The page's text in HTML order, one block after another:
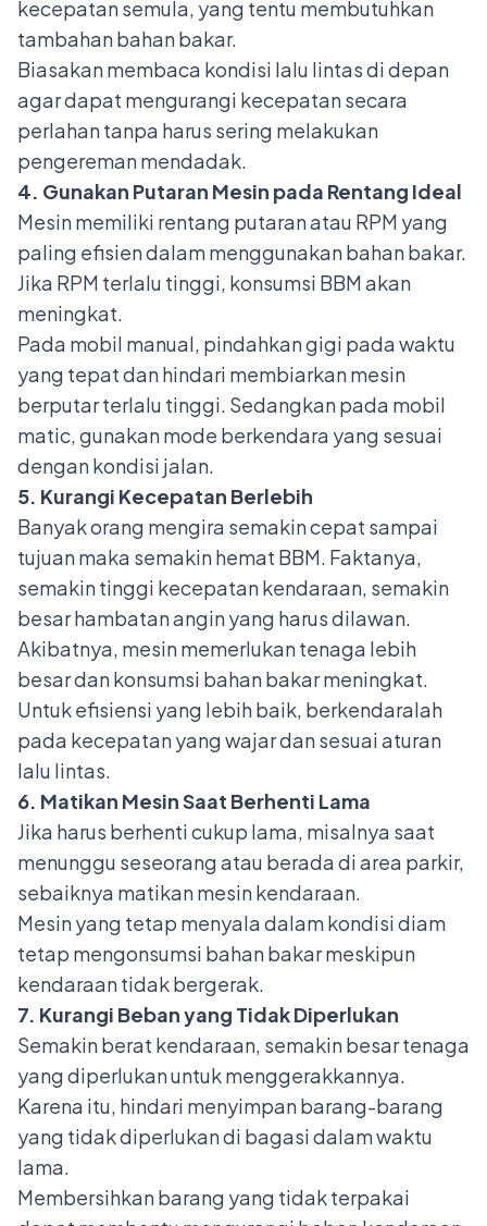
kecepatan semula, yang tentu membutuhkan
tambahan bahan bakar.
Biasakan membaca kondisi lalu lintas di depan
agar dapat mengurangi kecepatan secara
perlahan tanpa harus sering melakukan
pengereman mendadak.
4. Gunakan Putaran Mesin pada Rentang Ideal
Mesin memiliki rentang putaran atau RPM yang
paling efisien dalam menggunakan bahan bakar.
Jika RPM terlalu tinggi, konsumsi BBM akan
meningkat.
Pada mobil manual, pindahkan gigi pada waktu
yang tepat dan hindari membiarkan mesin
berputar terlalu tinggi. Sedangkan pada mobil
matic, gunakan mode berkendara yang sesuai
dengan kondisi jalan.
5. Kurangi Kecepatan Berlebih
Banyak orang mengira semakin cepat sampai
tujuan maka semakin hemat BBM. Faktanya,
semakin tinggi kecepatan kendaraan, semakin
besar hambatan angin yang harus dilawan.
Akibatnya, mesin memerlukan tenaga lebih
besar dan konsumsi bahan bakar meningkat.
Untuk efisiensi yang lebih baik, berkendaralah
pada kecepatan yang wajar dan sesuai aturan
lalu lintas.
6. Matikan Mesin Saat Berhenti Lama
Jika harus berhenti cukup lama, misalnya saat
menunggu seseorang atau berada di area parkir,
sebaiknya matikan mesin kendaraan.
Mesin yang tetap menyala dalam kondisi diam
tetap mengonsumsi bahan bakar meskipun
kendaraan tidak bergerak.
7. Kurangi Beban yang Tidak Diperlukan
Semakin berat kendaraan, semakin besar tenaga
yang diperlukan untuk menggerakkannya.
Karena itu, hindari menyimpan barang-barang
yang tidak diperlukan di bagasi dalam waktu
lama.
Membersihkan barang yang tidak terpakai